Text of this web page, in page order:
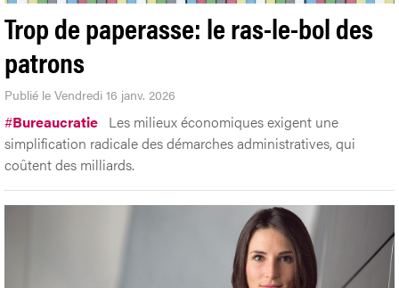
Trop de paperasse: le ras-le-bol des
patrons
Publié le Vendredi 16 janv. 2026
#Bureaucratie Les milieux économiques exigent une
simplification radicale des démarches administratives, qui
coûtent des milliards.